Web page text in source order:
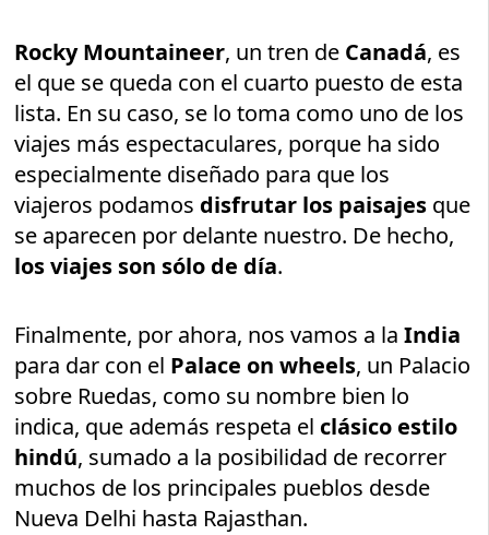
Rocky Mountaineer, un tren de Canadá, es
el que se queda con el cuarto puesto de esta
lista. En su caso, se lo toma como uno de los
viajes más espectaculares, porque ha sido
especialmente diseñado para que los
viajeros podamos disfrutar los paisajes que
se aparecen por delante nuestro. De hecho,
los viajes son sólo de día.
Finalmente, por ahora, nos vamos a laIndia
para dar con el Palace on wheels, un Palacio
sobre Ruedas, como su nombre bien lo
indica, que además respeta el clásico estilo
hindú, sumado a la posibilidad de recorrer
muchos de los principales pueblos desde
Nueva Delhi hasta Rajasthan.